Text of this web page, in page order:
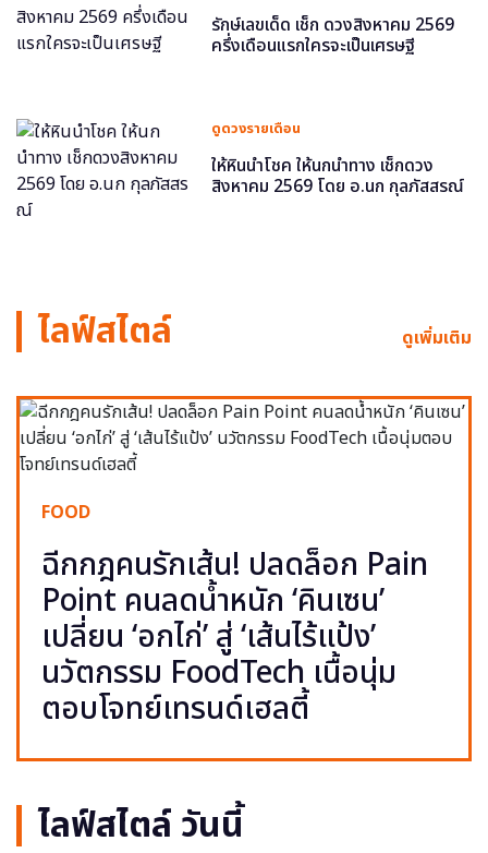
รักษ์เลขเด็ด เช็ก ดวงสิงหาคม 2569
ครึ่งเดือนแรกใครจะเป็นเศรษฐี
ดูดวงรายเดือน
ให้หินนำโชค ให้นกนำทาง เช็กดวง
สิงหาคม 2569 โดย อ.นก กุลภัสสรณ์
ไลฟ์สไตล์ ดูเพิ่มเติม
FOOD
ฉีกกฎคนรักเส้น! ปลดล็อก Pain
Point คนลดน้ำหนัก ‘คินเซน’
เปลี่ยน ‘อกไก่’ สู่ ‘เส้นไร้แป้ง’
นวัตกรรม FoodTech เนื้อนุ่ม
ตอบโจทย์เทรนด์เฮลตี้
ไลฟ์สไตล์ วันนี้